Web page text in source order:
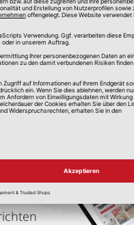
zzgl.